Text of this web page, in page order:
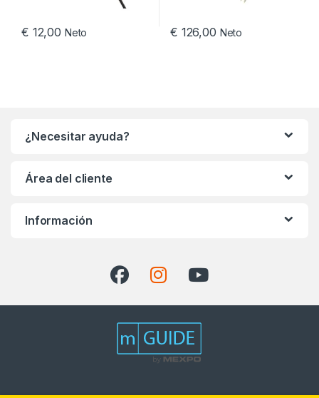
€ 12,00 Neto € 126,00 Neto
¿Necesitar ayuda?
Área del cliente
Información